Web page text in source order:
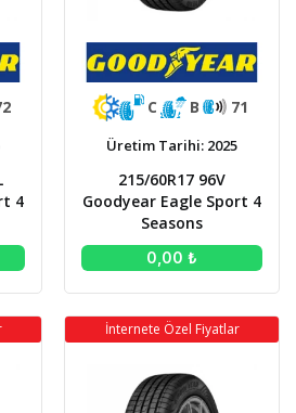
4
C B 71
Üretim Tarihi: 2025
215/60R17 96V
Goodyear Eagle Sport 4
Seasons
0,00 ₺
İnternete Özel Fiyatlar